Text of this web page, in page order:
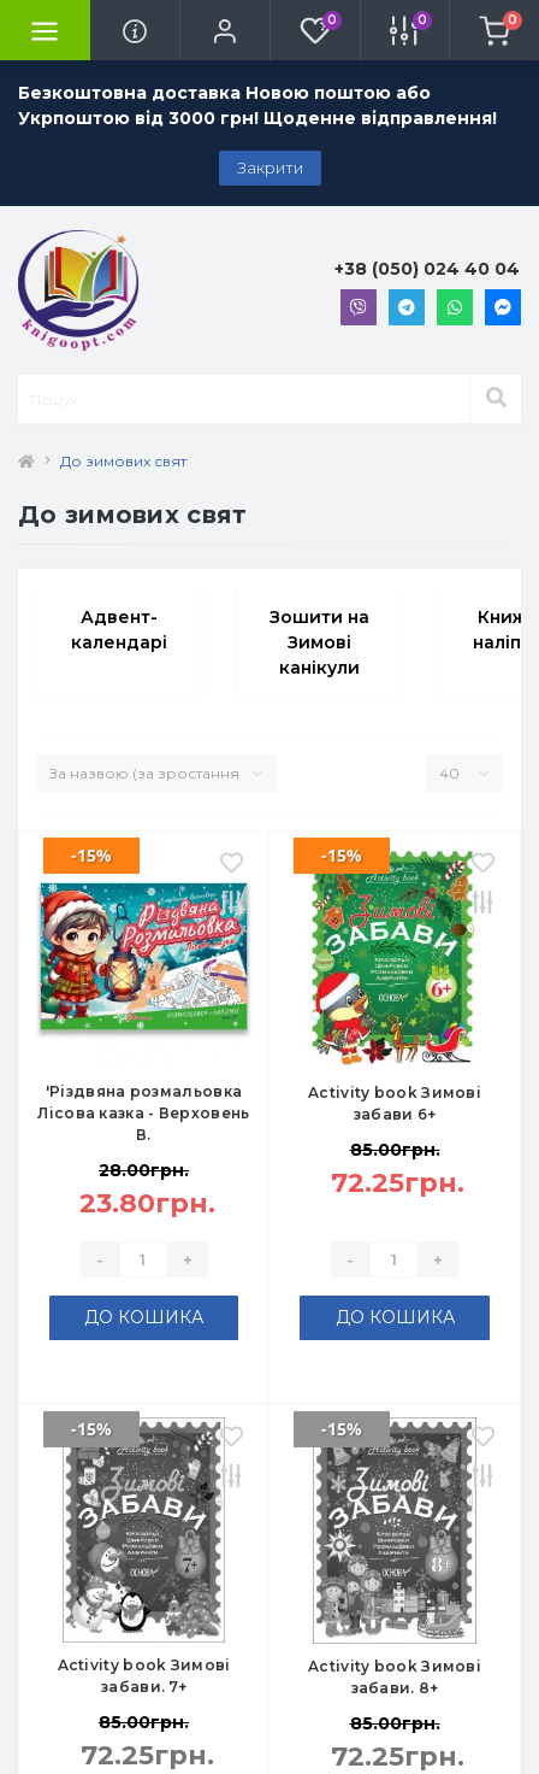
Безкоштовна доставка Новою поштою або
Укрпоштою від 3000 грн! Щоденне відправлення!
Закрити
0 0 0
+38 (050) 024 40 04
До зимових свят
До зимових свят
Адвент-
календарі
Зошити на
Зимові
канікули
'Різдвяна розмальовка
Лісова казка - Верховень
В.
-15%
28.00грн.
23.80грн.
- +
ДО КОШИКА
Activity book Зимові
забави 6+
-15%
85.00грн.
72.25грн.
- +
ДО КОШИКА
Activity book Зимові
забави. 7+
-15%
85.00грн.
72.25грн.
Activity book Зимові
забави. 8+
-15%
85.00грн.
72.25грн.